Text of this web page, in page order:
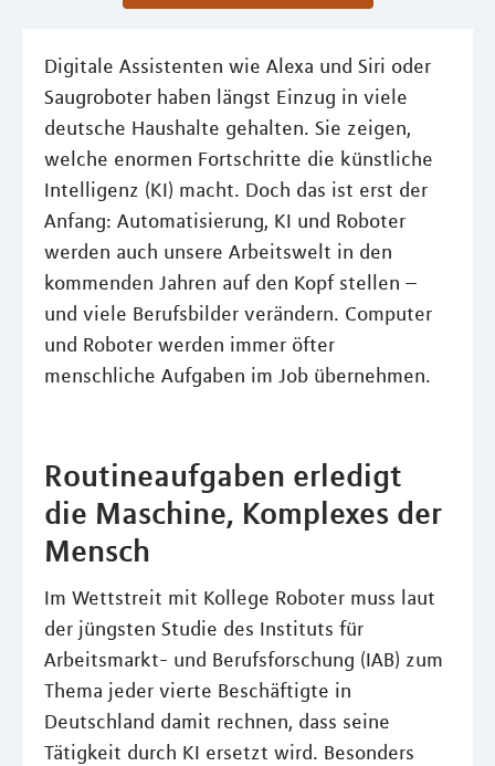
Digitale Assistenten wie Alexa und Siri oder
Saugroboter haben längst Einzug in viele
deutsche Haushalte gehalten. Sie zeigen,
welche enormen Fortschritte die künstliche
Intelligenz (KI) macht. Doch das ist erst der
Anfang: Automatisierung, KI und Roboter
werden auch unsere Arbeitswelt in den
kommenden Jahren auf den Kopf stellen –
und viele Berufsbilder verändern. Computer
und Roboter werden immer öfter
menschliche Aufgaben im Job übernehmen.
Routineaufgaben erledigt
die Maschine, Komplexes der
Mensch
Im Wettstreit mit Kollege Roboter muss laut
der jüngsten Studie des Instituts für
Arbeitsmarkt- und Berufsforschung (IAB) zum
Thema jeder vierte Beschäftigte in
Deutschland damit rechnen, dass seine
Tätigkeit durch KI ersetzt wird. Besonders